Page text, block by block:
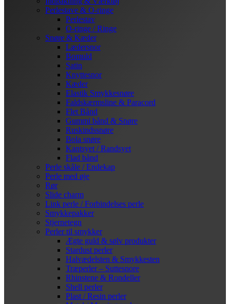
Perlestave & O-ringe
Perlestav
O-ringe / Ringe
Snøre & Kæder
Lædersnor
Bomuld
Satin
Knyttesnor
Kæder
Elastik Smykkesnøre
Faldskærmsline & Paracord
Flet Bånd
Gummi bånd & Snøre
Ruskindssnøre
Bola snøre
Kantsyet / Randsyet
Flad bånd
Perle skåle / Endekap
Perle med øje
Rør
Slide charm
Link perle / Forbindelses perle
Smykkepakker
Stjernetegn
Perler til smykker
Ægte guld & sølv produkter
Stardust perler
Halvædelsten & Smykkesten
Træperler – Suttesnore
Rhinstene & Rondeller
Shell perler
Plast / Resin perler